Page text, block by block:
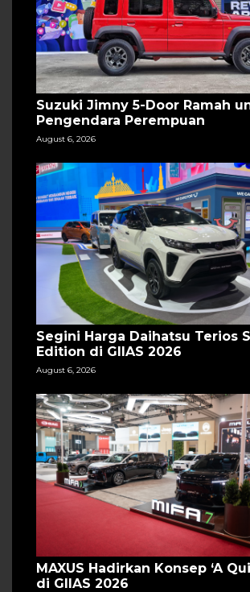
Suzuki Jimny 5-Door Ramah
Pengendara Perempuan
August 6, 2026
Segini Harga Daihatsu Terios
Edition di GIIAS 2026
August 6, 2026
MAXUS Hadirkan Konsep ‘A
di GIIAS 2026